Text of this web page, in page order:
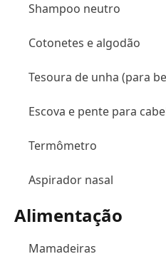
Shampoo neutro
Cotonetes e algodão
Tesoura de unha (para
Escova e pente para
Termômetro
Aspirador nasal
Alimentação
Mamadeiras